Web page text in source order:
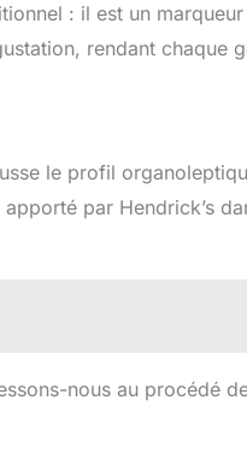
: il est un
rendant chaque
le profil
par Hendrick’s
nous au procédé